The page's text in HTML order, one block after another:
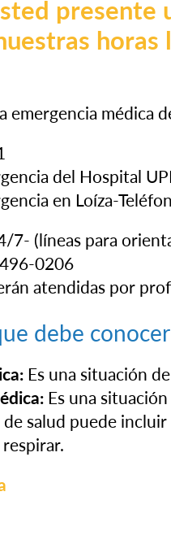
Nosotros
presente
emergencia médica
del Hospital
en Loíza-
7- (líneas para
0206
atendidas por
debe
Es una situación
Es una
de salud puede